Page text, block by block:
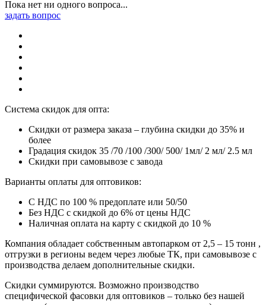
Пока нет ни одного вопроса...
задать вопрос
Система скидок для опта:
Скидки от размера заказа – глубина скидки до 35% и
более
Градация скидок 35 /70 /100 /300/ 500/ 1мл/ 2 мл/ 2.5 мл
Скидки при самовывозе с завода
Варианты оплаты для оптовиков:
С НДС по 100 % предоплате или 50/50
Без НДС с скидкой до 6% от цены НДС
Наличная оплата на карту с скидкой до 10 %
Компания обладает собственным автопарком от 2,5 – 15 тонн ,
отгрузки в регионы ведем через любые ТК, при самовывозе с
производства делаем дополнительные скидки.
Скидки суммируются. Возможно производство
специфической фасовки для оптовиков – только без нашей